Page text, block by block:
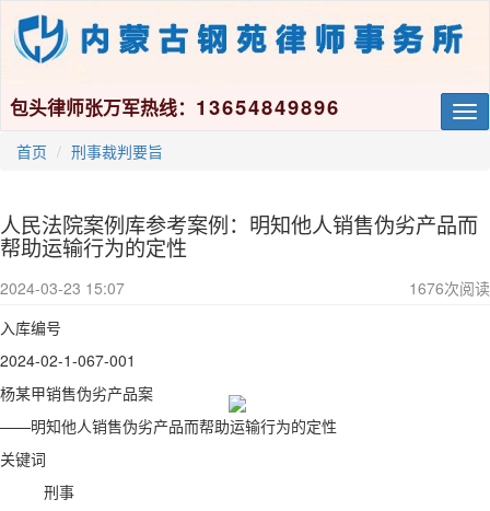
包头律师张万军热线： 13654849896
首页 刑事裁判要旨
人民法院案例库参考案例：明知他人销售伪劣产品而
帮助运输行为的定性
2024-03-23 15:07 1676次阅读
入库编号
2024-02-1-067-001
杨某甲销售伪劣产品案
——明知他人销售伪劣产品而帮助运输行为的定性
关键词
刑事